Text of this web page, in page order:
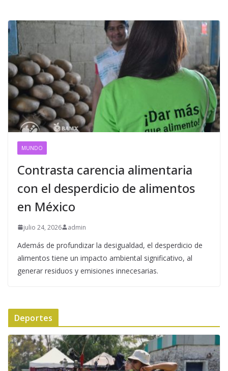
MUNDO
Contrasta carencia alimentaria
con el desperdicio de alimentos
en México
julio 24, 2026 admin
Además de profundizar la desigualdad, el desperdicio de
alimentos tiene un impacto ambiental significativo, al
generar residuos y emisiones innecesarias.
Deportes